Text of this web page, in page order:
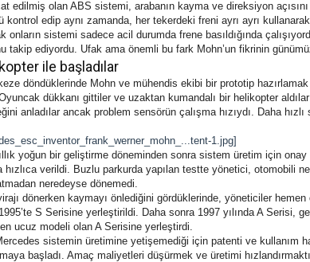
edilmiş olan ABS sistemi, arabanın kayma ve direksiyon
kontrol edip aynı zamanda, her tekerdeki freni ayrı ayrı
onların sistemi sadece acil durumda frene basıldığında
takip ediyordu. Ufak ama önemli bu fark Mohn’un fikrinin
ile başladılar
döndüklerinde Mohn ve mühendis ekibi bir prototip
dükkanı gittiler ve uzaktan kumandalı bir helikopter
anladılar ancak problem sensörün çalışma hızıydı. Daha
yoğun bir geliştirme döneminden sonra sistem üretim için
hızlıca verildi. Buzlu parkurda yapılan testte yönetici, otomobili
neredeyse dönemedi.
dönerken kaymayı önlediğini gördüklerinde, yöneticiler hemen
S Serisine yerleştirildi. Daha sonra 1997 yılında A Serisi,
ucuz modeli olan A Serisine yerleştirdi.
sistemin üretimine yetişemediği için patenti ve kullanım
başladı. Amaç maliyetleri düşürmek ve üretimi hızlandırmaktı.